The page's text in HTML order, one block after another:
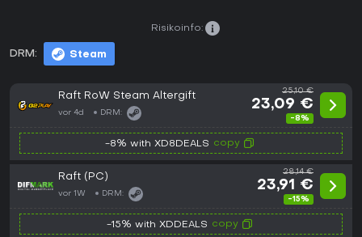
DRM: Steam
Risikoinfo:
Raft RoW Steam Altergift
vor 4d DRM:
25,10 €
23,09 €
-8%
-8% with XD8DEALS copy
Raft (PC)
vor 1W DRM:
28,14 €
23,91 €
-15%
-15% with XDDEALS copy